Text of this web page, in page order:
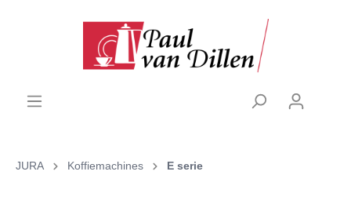
JURA Koffiemachines E serie